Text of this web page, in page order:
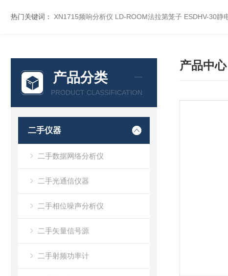
热门关键词： XN1715频响分析仪 LD-ROOM法拉第笼子 ESDHV-30静
产品分类
PRODUCT CLASSIFICATION
二手仪器
二手数据网络分析仪
二手光通信仪器
二手相位噪声分析仪
二手矢量信号源
二手射频功率计
产品中心